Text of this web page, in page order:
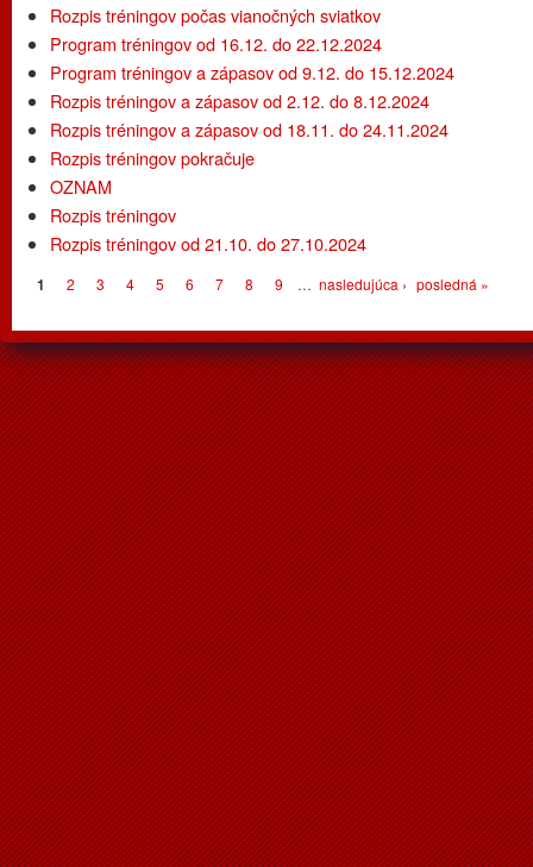
Rozpis tréningov počas vianočných sviatkov
Program tréningov od 16.12. do 22.12.2024
Program tréningov a zápasov od 9.12. do 15.12.2024
Rozpis tréningov a zápasov od 2.12. do 8.12.2024
Rozpis tréningov a zápasov od 18.11. do 24.11.2024
Rozpis tréningov pokračuje
OZNAM
Rozpis tréningov
Rozpis tréningov od 21.10. do 27.10.2024
Stránky
1 2 3 4 5 6 7 8 9 … nasledujúca › posledná »